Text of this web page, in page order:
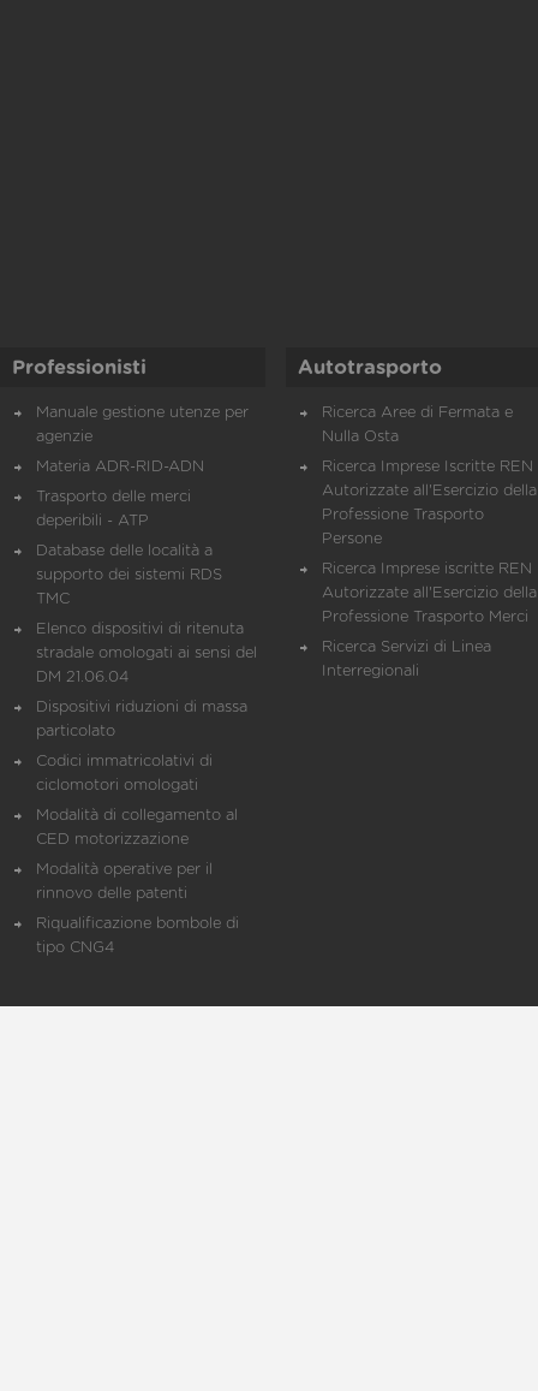
Professionisti
Manuale gestione utenze per
agenzie
Materia ADR-RID-ADN
Trasporto delle merci
deperibili - ATP
Database delle località a
supporto dei sistemi RDS
TMC
Elenco dispositivi di ritenuta
stradale omologati ai sensi del
DM 21.06.04
Dispositivi riduzioni di massa
particolato
Codici immatricolativi di
ciclomotori omologati
Modalità di collegamento al
CED motorizzazione
Modalità operative per il
rinnovo delle patenti
Riqualificazione bombole di
tipo CNG4
Autotrasporto
Ricerca Aree di Fermata e
Nulla Osta
Ricerca Imprese Iscritte REN
Autorizzate all'Esercizio della
Professione Trasporto
Persone
Ricerca Imprese iscritte REN
Autorizzate all'Esercizio della
Professione Trasporto Merci
Ricerca Servizi di Linea
Interregionali